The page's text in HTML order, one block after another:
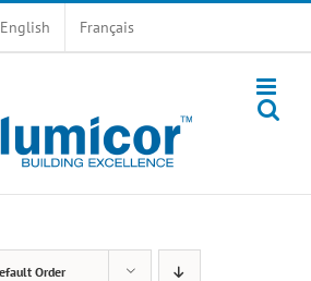
English Français
Order